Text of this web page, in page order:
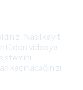
Nasıl kayıt
videoya
kaçınacağınızı